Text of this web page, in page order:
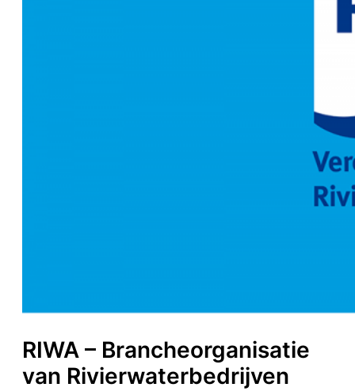
RIWA – Brancheorganisatie
van Rivierwaterbedrijven